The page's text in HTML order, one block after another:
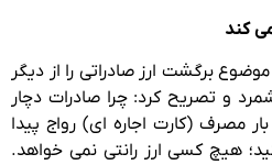
کند
برگشت ارز صادراتی را از دیگر
و تصریح کرد: چرا صادرات دچار
مصرف (کارت اجاره ای) رواج پیدا
هیچ کسی ارز رانتی نمی خواهد.